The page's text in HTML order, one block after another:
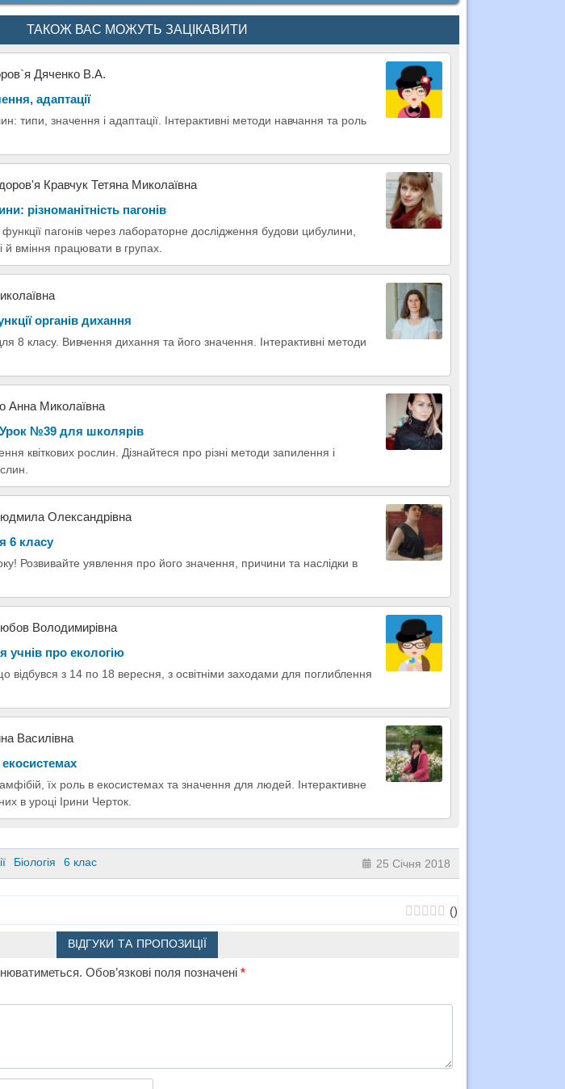
ТАКОЖ ВАС МОЖУТЬ ЗАЦІКАВИТИ
Дяченко В.А.
адаптації
типи, значення і адаптації. Інтерактивні методи навчання та роль
Кравчук Тетяна Миколаївна
різноманітність пагонів
пагонів через лабораторне дослідження будови цибулини,
й вміння працювати в групах.
органів дихання
8 класу. Вивчення дихання та його значення. Інтерактивні методи
Анна Миколаївна
№39 для школярів
квіткових рослин. Дізнайтеся про різні методи запилення і
Олександрівна
6 класу
Розвивайте уявлення про його значення, причини та наслідки в
Володимирівна
учнів про екологію
відбувся з 14 по 18 вересня, з освітніми заходами для поглиблення
Василівна
амфібій, їх роль в екосистемах та значення для людей. Інтерактивне
в уроці Ірини Черток.
Біологія 6 клас 25 Січня 2018
()
ВІДГУКИ ТА ПРОПОЗИЦІЇ
Обов’язкові поля позначені *